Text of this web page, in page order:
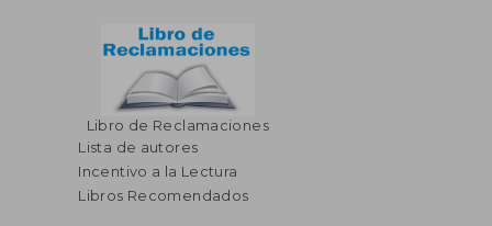
Libro de Reclamaciones
Lista de autores
Incentivo a la Lectura
Libros Recomendados